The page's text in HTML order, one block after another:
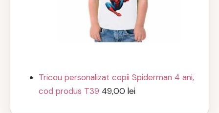
Tricou personalizat copii Spiderman 4 ani,
cod produs T39 49,00lei